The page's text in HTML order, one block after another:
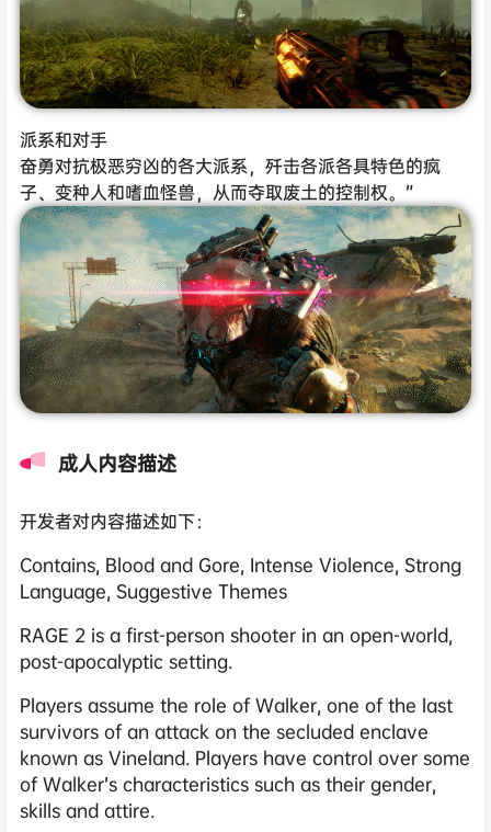
派系和对手
奋勇对抗极恶穷凶的各大派系，歼击各派各具特色的疯
子、变种人和嗜血怪兽，从而夺取废土的控制权。”
成人内容描述
开发者对内容描述如下：
Contains, Blood and Gore, Intense Violence, Strong
Language, Suggestive Themes
RAGE 2 is a first-person shooter in an open-world,
post-apocalyptic setting.
Players assume the role of Walker, one of the last
survivors of an attack on the secluded enclave
known as Vineland. Players have control over some
of Walker’s characteristics such as their gender,
skills and attire.